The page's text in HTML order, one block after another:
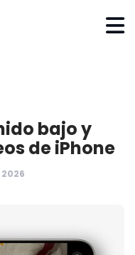
bajo y
de iPhone
2026